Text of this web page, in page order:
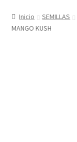
Mi cuenta
Inicio SEMILLAS
MANGO KUSH